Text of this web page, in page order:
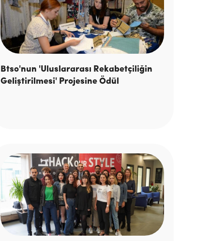
Btso'nun 'Uluslararası Rekabetçiliğin
Geliştirilmesi' Projesine Ödül